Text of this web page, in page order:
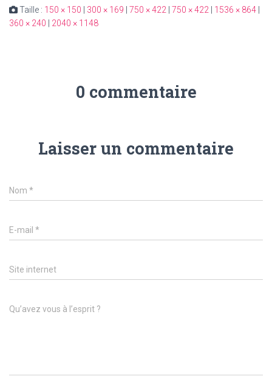
Taille : 150 × 150 300 × 169 750 × 422 750 × 422 1536 × 864
360 × 240
2040 × 1148
0 commentaire
Laisser un commentaire
Nom *
E-mail *
Site internet
Qu’avez vous à l’esprit ?